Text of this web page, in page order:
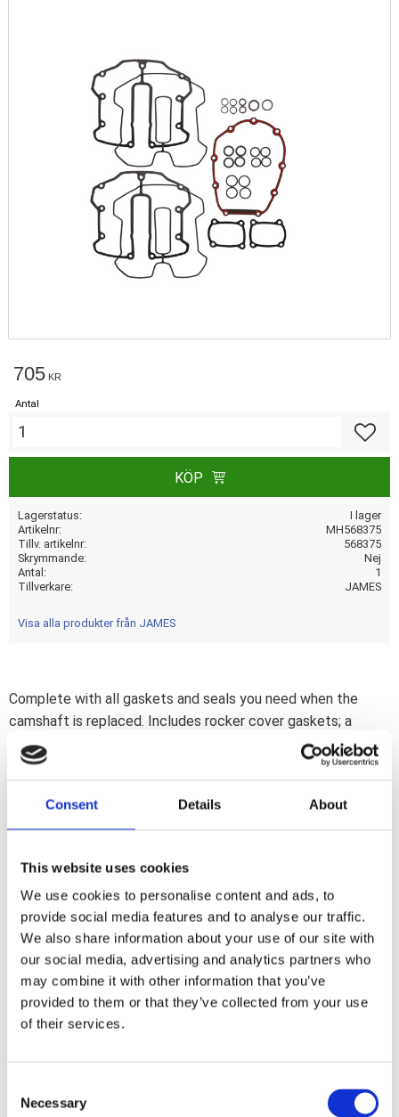
Consent Details About
This website uses cookies
We use cookies to personalise content and ads, to
provide social media features and to analyse our traffic.
We also share information about your use of our site with
our social media, advertising and analytics partners who
may combine it with other information that you’ve
provided to them or that they’ve collected from your use
of their services.
Necessary
705 KR
Antal
KÖP
Lagerstatus
I lager
Artikelnr
MH568375
Tillv. artikelnr
568375
Skrymmande
Nej
Antal
1
Tillverkare
JAMES
Visa alla produkter från JAMES
Complete with all gaskets and seals you need when the
camshaft is replaced. Includes rocker cover gaskets; a
silicone bead cam cover gasket; lifter block gaskets; oil
pump seals and a pushrod cover seal kit.
a
c
e
b
o
o
k
Omdömen
Du
Bli den första att lämna ett omdöme.